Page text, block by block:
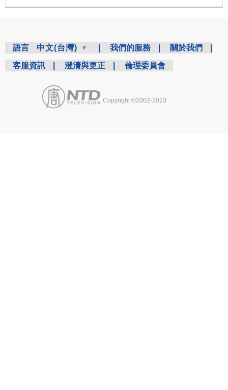
語言 中文(台灣) 我們的服務 關於我們
客服資訊 澄清與更正 倫理委員會
Copyright ©2002-2023